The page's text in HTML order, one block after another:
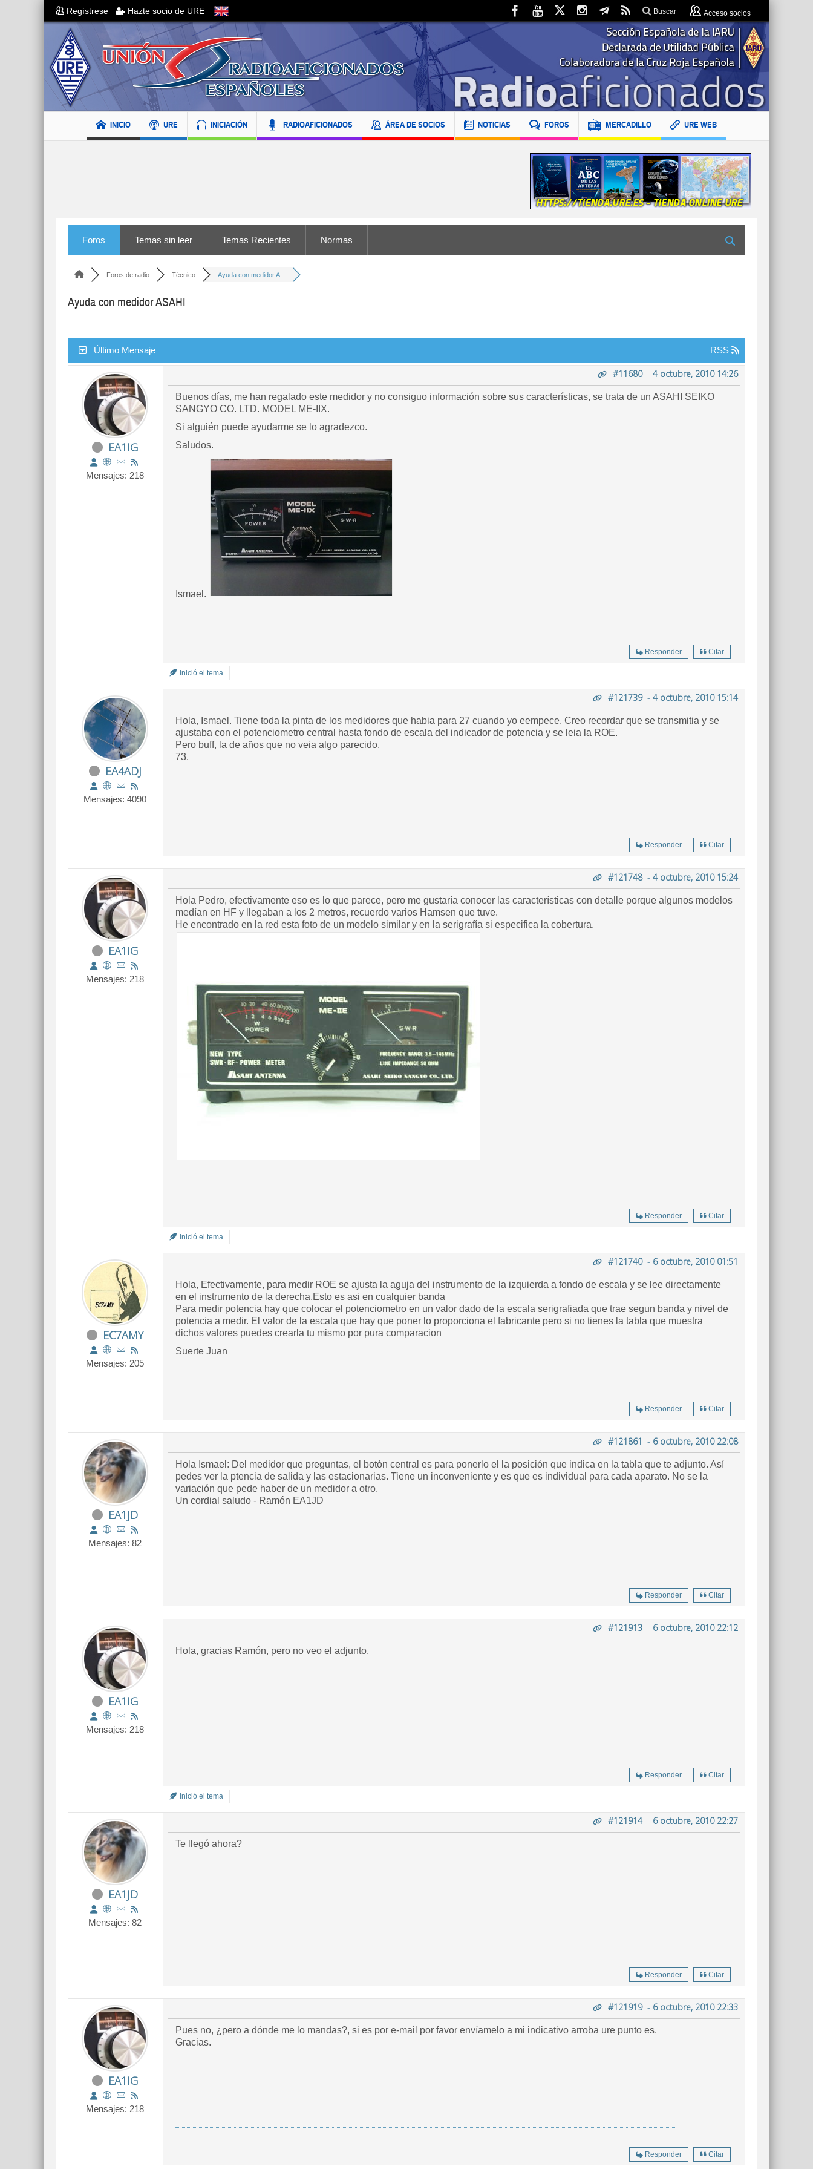
Regístrese Hazte socio de URE Buscar Acceso socios
INICIO URE INICIACIÓN RADIOAFICIONADOS ÁREA DE SOCIOS NOTICIAS FOROS MERCADILLO URE WEB
Foros Temas sin leer Temas Recientes Normas
Foros de radio Técnico Ayuda con medidor A...
Ayuda con medidor ASAHI
Último Mensaje RSS
EA1IG
Mensajes: 218
#11680- 4 octubre, 2010 14:26
Buenos días, me han regalado este medidor y no consiguo información sobre sus características, se trata de un ASAHI SEIKO
SANGYO CO. LTD. MODEL ME-IIX.
Si alguién puede ayudarme se lo agradezco.
Saludos.
Ismael.
Responder Citar
Inició el tema
EA4ADJ
Mensajes: 4090
#121739- 4 octubre, 2010 15:14
Hola, Ismael. Tiene toda la pinta de los medidores que habia para 27 cuando yo eempece. Creo recordar que se transmitia y se
ajustaba con el potenciometro central hasta fondo de escala del indicador de potencia y se leia la ROE.
Pero buff, la de años que no veia algo parecido.
73.
Responder Citar
EA1IG
Mensajes: 218
#121748- 4 octubre, 2010 15:24
Hola Pedro, efectivamente eso es lo que parece, pero me gustaría conocer las características con detalle porque algunos modelos
medían en HF y llegaban a los 2 metros, recuerdo varios Hamsen que tuve.
He encontrado en la red esta foto de un modelo similar y en la serigrafía si especifica la cobertura.
Responder Citar
Inició el tema
EC7AMY
Mensajes: 205
#121740- 6 octubre, 2010 01:51
Hola, Efectivamente, para medir ROE se ajusta la aguja del instrumento de la izquierda a fondo de escala y se lee directamente
en el instrumento de la derecha.Esto es asi en cualquier banda
Para medir potencia hay que colocar el potenciometro en un valor dado de la escala serigrafiada que trae segun banda y nivel de
potencia a medir. El valor de la escala que hay que poner lo proporciona el fabricante pero si no tienes la tabla que muestra
dichos valores puedes crearla tu mismo por pura comparacion
Suerte Juan
Responder Citar
EA1JD
Mensajes: 82
#121861 - 6 octubre, 2010 22:08
Hola Ismael: Del medidor que preguntas, el botón central es para ponerlo el la posición que indica en la tabla que te adjunto. Así
pedes ver la ptencia de salida y las estacionarias. Tiene un inconveniente y es que es individual para cada aparato. No se la
variación que pede haber de un medidor a otro.
Un cordial saludo - Ramón EA1JD
Responder Citar
EA1IG
Mensajes: 218
#121913 - 6 octubre, 2010 22:12
Hola, gracias Ramón, pero no veo el adjunto.
Responder Citar
Inició el tema
EA1JD
Mensajes: 82
#121914- 6 octubre, 2010 22:27
Te llegó ahora?
Responder Citar
EA1IG
Mensajes: 218
#121919- 6 octubre, 2010 22:33
Pues no, ¿pero a dónde me lo mandas?, si es por e-mail por favor envíamelo a mi indicativo arroba ure punto es.
Gracias.
Responder Citar